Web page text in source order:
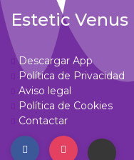
Estetic Venus
Descargar App
Política de Privacidad
Aviso legal
Política de Cookies
Contactar